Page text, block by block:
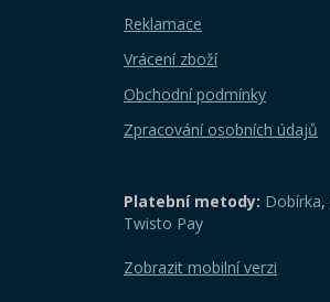
Reklamace
Vrácení zboží
Obchodní podmínky
Zpracování osobních údajů
Platební metody: Dobírka,
Twisto Pay
Zobrazit mobilní verzi